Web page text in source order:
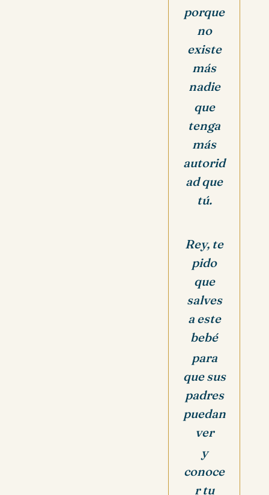
porque
no
existe
más
nadie
que
tenga
más
autorid
ad que
tú.
Rey, te
pido
que
salves
a este
bebé
para
que sus
padres
puedan
ver
y
conoce
r tu